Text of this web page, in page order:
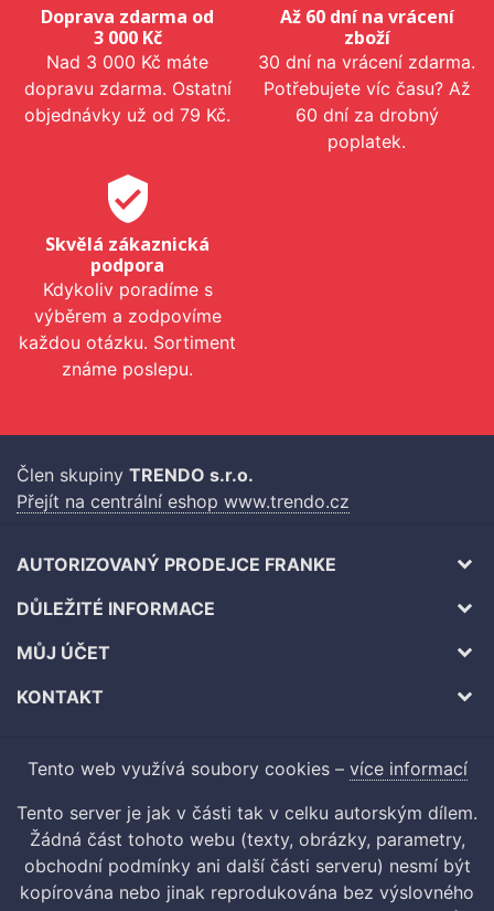
Doprava zdarma od
3 000 Kč
Nad 3 000 Kč máte
dopravu zdarma. Ostatní
objednávky už od 79 Kč.
Až 60 dní na vrácení
zboží
30 dní na vrácení zdarma.
Potřebujete víc času? Až
60 dní za drobný
poplatek.
verified_user
Skvělá zákaznická
podpora
Kdykoliv poradíme s
výběrem a zodpovíme
každou otázku. Sortiment
známe poslepu.
Člen skupiny TRENDO s.r.o.
Přejít na centrální eshop www.trendo.cz
AUTORIZOVANÝ PRODEJCE FRANKE
DŮLEŽITÉ INFORMACE
MŮJ ÚČET
KONTAKT
Tento web využívá soubory cookies – více informací
Tento server je jak v části tak v celku autorským dílem.
Žádná část tohoto webu (texty, obrázky, parametry,
obchodní podmínky ani další části serveru) nesmí být
kopírována nebo jinak reprodukována bez výslovného